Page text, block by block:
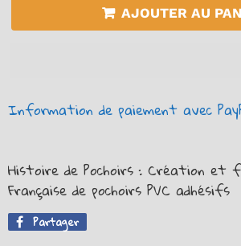
AJOUTER AU
Information de paiement avec
Histoire de Pochoirs : Création et
Française de pochoirs PVC adhésifs
Partager